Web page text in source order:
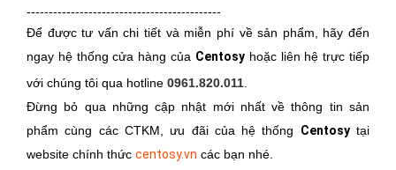
--------------------------------------------
Để được tư vấn chi tiết và miễn phí về sản phẩm, hãy đến
ngay hệ thống cửa hàng của Centosyhoặc liên hệ trực tiếp
với chúng tôi qua hotline 0961.820.011.
Đừng bỏ qua những cập nhật mới nhất về thông tin sản
phẩm cùng các CTKM, ưu đãi của hệ thống Centosytại
website chính thức centosy.vn các bạn nhé.